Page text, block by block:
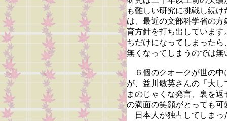
も難しい研究に挑戦し続
は、最近の文部科学省の
育方針を打ち出していま
ちだけになってしまった
無くなってしまうのでは
６個のクオークが世の中
が、益川敏英さんの「大
まのじゃくな発言、裏を
の満面の笑顔がとっても
日本人が独占してしまっ